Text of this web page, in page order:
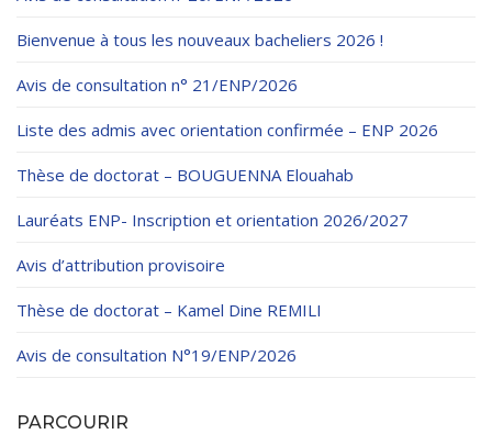
Programmes Pédagogiques
Formations assurées
Stages
Diplômes
Imprimés des œuvres Sociales
Imprimes de post graduation
Charte de Déontologie et D’éthique Universitaires
Bienvenue à tous les nouveaux bacheliers 2026 !
Avis de consultation n° 21/ENP/2026
Liste des admis avec orientation confirmée – ENP 2026
Thèse de doctorat – BOUGUENNA Elouahab
Lauréats ENP- Inscription et orientation 2026/2027
Avis d’attribution provisoire
Thèse de doctorat – Kamel Dine REMILI
Avis de consultation N°19/ENP/2026
PARCOURIR